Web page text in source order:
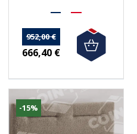
952,00 €
666,40 €
-15%